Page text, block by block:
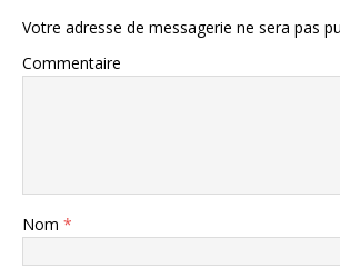
Votre adresse de messagerie ne sera pas
Commentaire
Nom *